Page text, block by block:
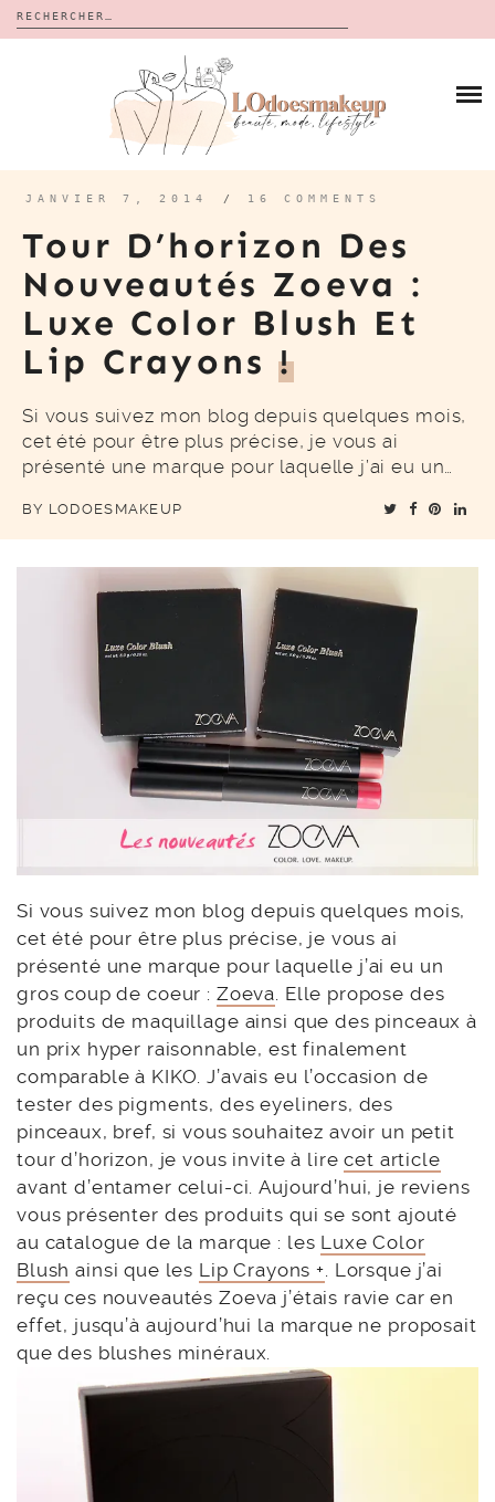
Rechercher :
CALENDRIERS DE L’AVENT
BON PLAN
À PROPOS
CONTACT
JANVIER 7, 2014 / 16 COMMENTS
Tour D’horizon Des
Nouveautés Zoeva :
Luxe Color Blush Et
Lip Crayons!
Si vous suivez mon blog depuis quelques mois,
cet été pour être plus précise, je vous ai
présenté une marque pour laquelle j’ai eu un…
BY LODOESMAKEUP
Si vous suivez mon blog depuis quelques mois,
cet été pour être plus précise, je vous ai
présenté une marque pour laquelle j’ai eu un
gros coup de coeur : Zoeva. Elle propose des
produits de maquillage ainsi que des pinceaux à
un prix hyper raisonnable, est finalement
comparable à KIKO. J’avais eu l’occasion de
tester des pigments, des eyeliners, des
pinceaux, bref, si vous souhaitez avoir un petit
tour d’horizon, je vous invite à lirecet article
avant d’entamer celui-ci. Aujourd’hui, je reviens
vous présenter des produits qui se sont ajouté
au catalogue de la marque : les Luxe Color
Blush ainsi que les Lip Crayons +. Lorsque j’ai
reçu ces nouveautés Zoeva j’étais ravie car en
effet, jusqu’à aujourd’hui la marque ne proposait
que des blushes minéraux.